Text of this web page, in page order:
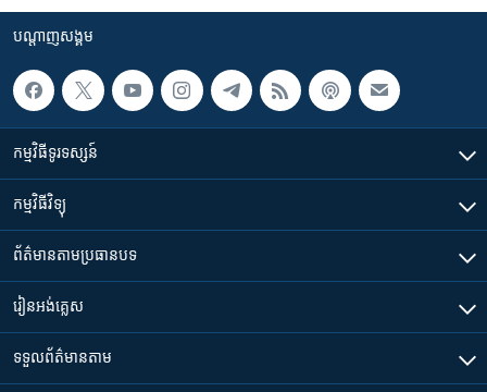
បណ្តាញ​សង្គម
កម្មវិធី​ទូរទស្សន៍
កម្មវិធី​វិទ្យុ
ព័ត៌មាន​តាមប្រធានបទ​
រៀន​​អង់គ្លេស
ទទួល​ព័ត៌មាន​តាម